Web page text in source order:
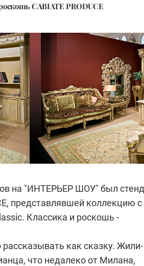
CABIATE PRODUCE
на "ИНТЕРЬЕР ШОУ" был стенд
представлявшей коллекцию с
Классика и роскошь -
как сказку. Жили-
что недалеко от Милана,